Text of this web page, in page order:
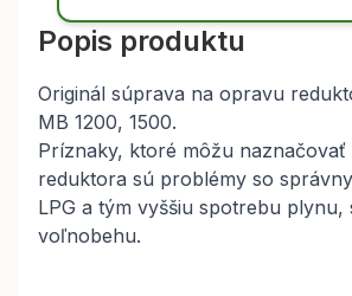
Popis produktu
Originál súprava na opravu
MB 1200, 1500.
Príznaky, ktoré môžu naznačovať
reduktora sú problémy so
LPG a tým vyššiu spotrebu
voľnobehu.